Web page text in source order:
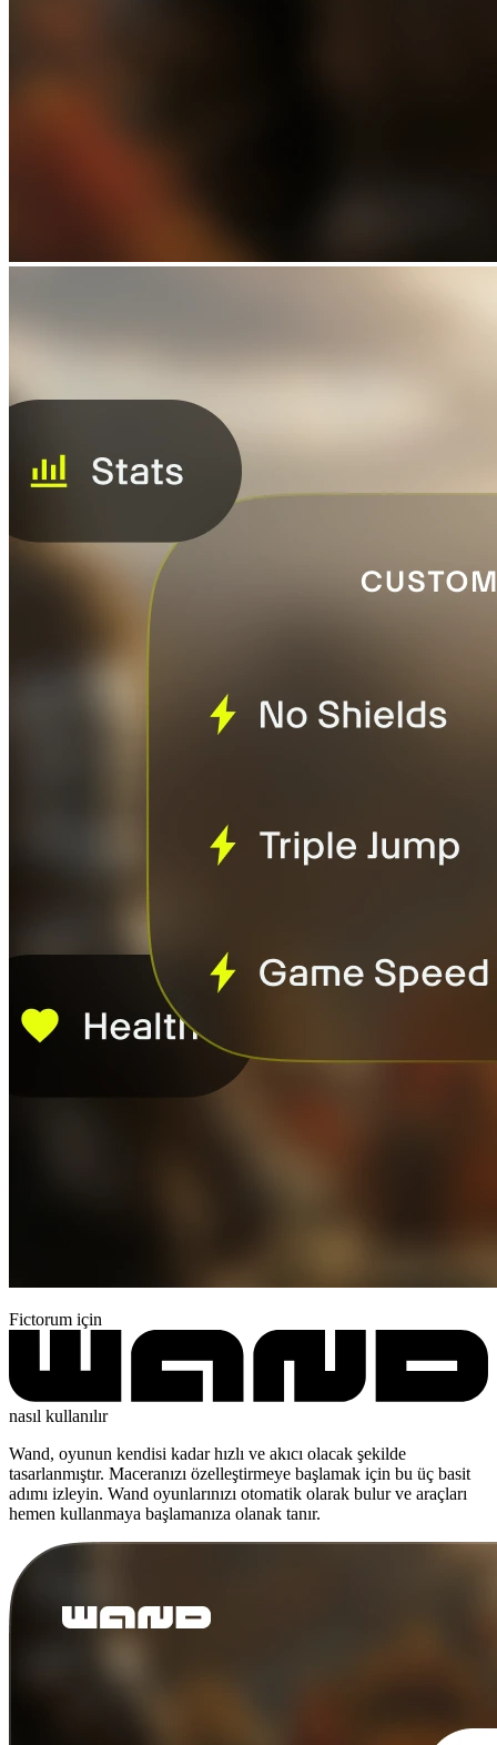
Fictorum için
nasıl kullanılır
Wand, oyunun kendisi kadar hızlı ve akıcı olacak şekilde
tasarlanmıştır. Maceranızı özelleştirmeye başlamak için bu üç basit
adımı izleyin. Wand oyunlarınızı otomatik olarak bulur ve araçları
hemen kullanmaya başlamanıza olanak tanır.